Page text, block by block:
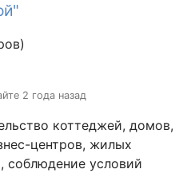
2 года назад
коттеджей, домов,
центров, жилых
соблюдение условий